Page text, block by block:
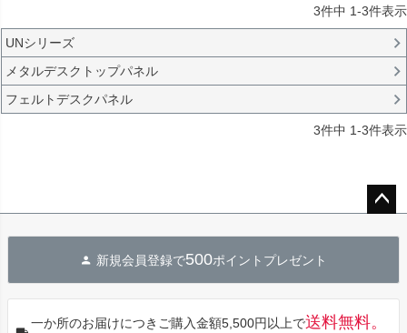
3件中 1-3件表示
UNシリーズ
メタルデスクトップパネル
フェルトデスクパネル
3件中 1-3件表示
へ
新規会員登録で500ポイントプレゼント
一か所のお届けにつきご購入金額5,500円以上で送料無料。